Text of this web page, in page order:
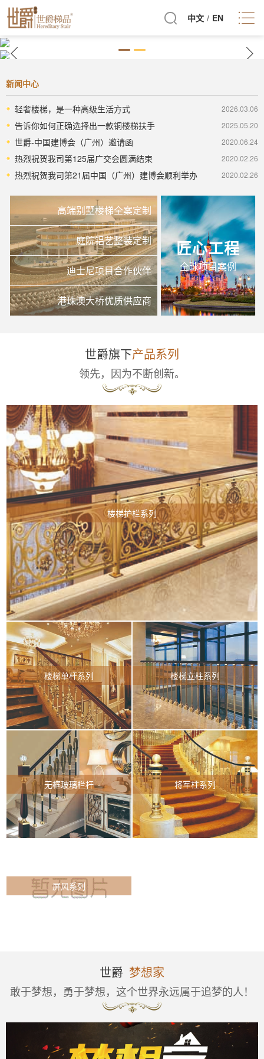
中文 / EN
新闻中心
2026.03.06
轻奢楼梯，是一种高级生活方式
2025.05.20
告诉你如何正确选择出一款铜楼梯扶手
2020.06.24
世爵-中国建博会（广州）邀请函
2020.02.26
热烈祝贺我司第125届广交会圆满结束
2020.02.26
热烈祝贺我司第21届中国（广州）建博会顺利举办
匠心工程
全球项目案例
高端别墅楼梯全案定制
庭院铝艺整装定制
迪士尼项目合作伙伴
港珠澳大桥优质供应商
世爵旗下产品系列
领先，因为不断创新。
楼梯护栏系列
楼梯单杆系列 楼梯立柱系列
无框玻璃栏杆 将军柱系列
屏风系列
世爵 梦想家
敢于梦想，勇于梦想，这个世界永远属于追梦的人！